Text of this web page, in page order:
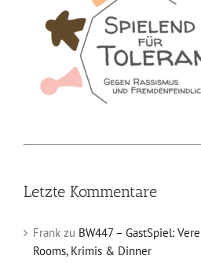
Letzte Kommentare
Frank zu BW447 – GastSpiel:
Rooms, Krimis & Dinner